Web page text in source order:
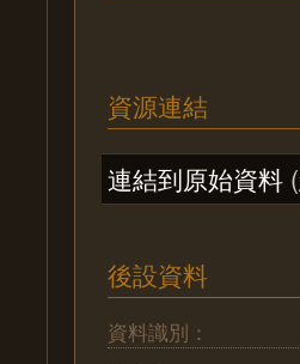
資源連結
連結到原始資料
後設資料
資料識別：